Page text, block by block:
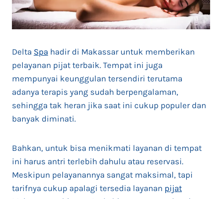
Delta Spa hadir di Makassar untuk memberikan
pelayanan pijat terbaik. Tempat ini juga
mempunyai keunggulan tersendiri terutama
adanya terapis yang sudah berpengalaman,
sehingga tak heran jika saat ini cukup populer dan
banyak diminati.
Bahkan, untuk bisa menikmati layanan di tempat
ini harus antri terlebih dahulu atau reservasi.
Meskipun pelayanannya sangat maksimal, tapi
tarifnya cukup apalagi tersedia layanan pijat